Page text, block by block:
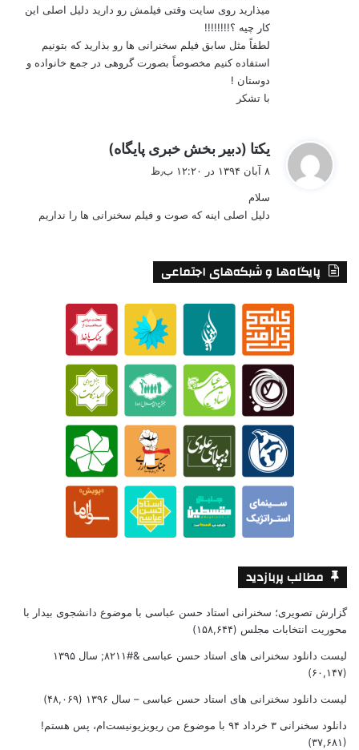
میذارید روی سایت وقتی فیلمش رو دارید دلیل اصلی این
کار چیه ؟!!!!!!!!
لطفاً مثل سابق فیلم سخنرانی ها رو بذارید که بتونیم
استفاده کنیم مخصوصاً بصورت گروهی در جمع خانواده و
دوستان !
با تشکر
یکتا (دبیر بخش خبری پایگاه)
۸ آبان ۱۳۹۴ در ۱۲:۲۰ ب٫ظ
سلام
دلیل اصلی اینه که صوت و فیلم سخنرانی ها را نداریم
پایگاه‌ها و شبکه‌های اجتماعی
مطالب پربازدید
گزارش تصویری؛ سخنرانی استاد حسن عباسی با موضوع دانشجوی بیدار با
محوریت انتخابات مجلس (۱۵۸,۶۴۴)
لیست دانلود سخنرانی های استاد حسن عباسی &#۸۲۱۱; سال ۱۳۹۵
(۶۰,۱۴۷)
لیست دانلود سخنرانی های استاد حسن عباسی – سال ۱۳۹۶ (۴۸,۰۶۹)
دانلود سخنرانی ۳ خرداد ۹۴ با موضوع من ریویزیونیست‌ام، پس هستم!
(۳۷,۶۸۱)